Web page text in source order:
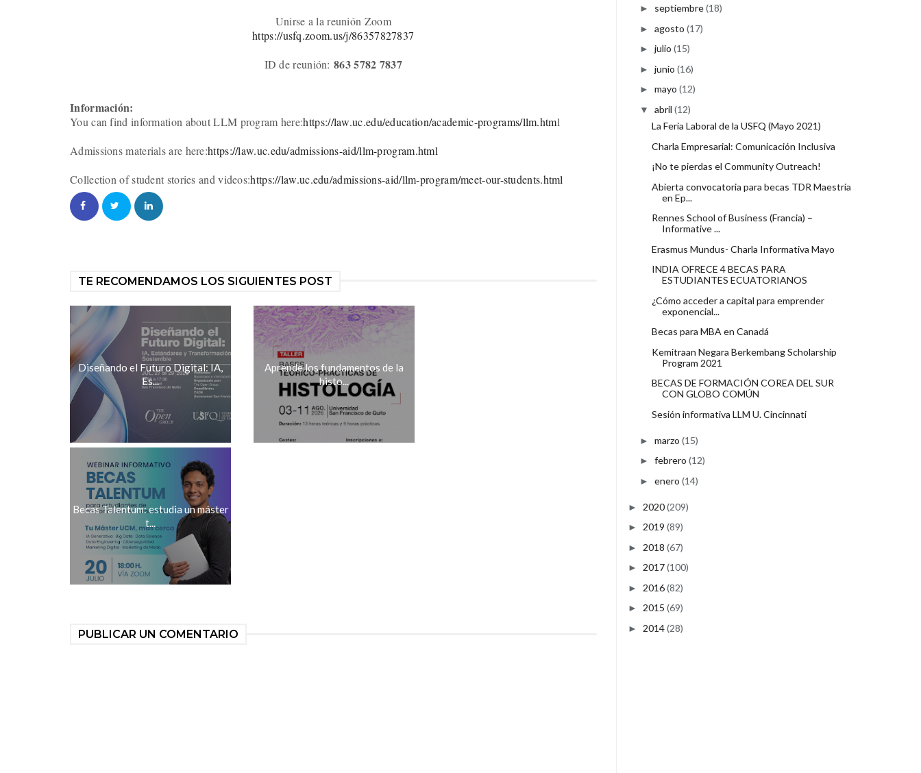
Unirse a la reunión Zoom
https://usfq.zoom.us/j/86357827837
ID de reunión:863 5782 7837
Información:
You can find information about LLM program here:https://law.uc.edu/education/academic-programs/llm.html
Admissions materials are here:https://law.uc.edu/admissions-aid/llm-program.html
Collection of student stories and videos:https://law.uc.edu/admissions-aid/llm-program/meet-our-students.html
TE RECOMENDAMOS LOS SIGUIENTES POST
Diseñando el Futuro Digital: IA,
Es...
Aprende los fundamentos de la
histo...
Becas Talentum: estudia un máster
t...
PUBLICAR UN COMENTARIO
► septiembre(18)
► agosto (17)
► julio (15)
► junio (16)
► mayo (12)
▼ abril (12)
La Feria Laboral de la USFQ (Mayo 2021)
Charla Empresarial: Comunicación Inclusiva
¡No te pierdas el Community Outreach!
Abierta convocatoria para becas TDR Maestría
en Ep...
Rennes School of Business (Francia) –
Informative ...
Erasmus Mundus- Charla Informativa Mayo
INDIA OFRECE 4 BECAS PARA
ESTUDIANTES ECUATORIANOS
¿Cómo acceder a capital para emprender
exponencial...
Becas para MBA en Canadá
Kemitraan Negara Berkembang Scholarship
Program 2021
BECAS DE FORMACIÓN COREA DEL SUR
CON GLOBO COMÚN
Sesión informativa LLM U. Cincinnati
► marzo (15)
► febrero (12)
► enero (14)
► 2020(209)
► 2019 (89)
► 2018 (67)
► 2017(100)
► 2016(82)
► 2015 (69)
► 2014(28)